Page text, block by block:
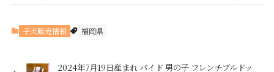
子犬販売情報 福岡県
2024年7月19日産まれ パイド 男の子 フレンチブルドッ